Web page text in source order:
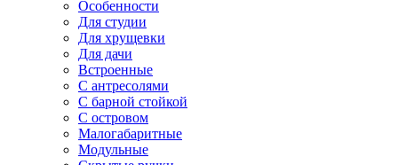
Особенности
Для студии
Для хрущевки
Для дачи
Встроенные
С антресолями
С барной стойкой
С островом
Малогабаритные
Модульные